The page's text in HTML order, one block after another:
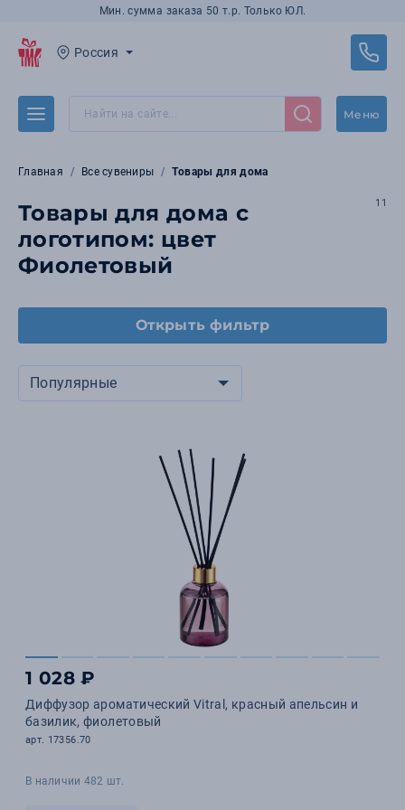
Мин. сумма заказа 50 т.р. Только ЮЛ.
Россия
Меню
Главная Все сувениры Товары для дома
Товары для дома с
логотипом: цвет
Фиолетовый
11
Открыть фильтр
Популярные
1 028 ₽
Диффузор ароматический Vitral, красный апельсин и
базилик, фиолетовый
арт. 17356.70
В наличии 482 шт.